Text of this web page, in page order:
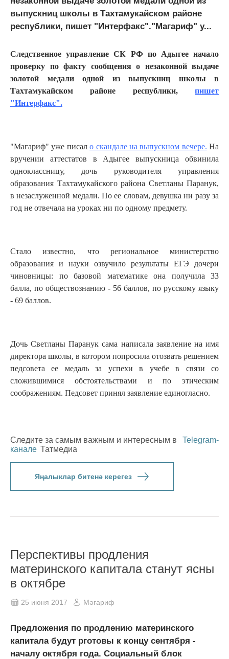
выпускниц школы в Тахтамукайском районе
республики, пишет "Интерфакс"."Магариф" у...
Следственное управление СК РФ по Адыгее начало
проверку по факту сообщения о незаконной выдаче
золотой медали одной из выпускниц школы в
Тахтамукайском районе республики, пишет
"Интерфакс".
"Магариф" уже писало скандале на выпускном вечере. На
вручении аттестатов в Адыгее выпускница обвинила
одноклассницу, дочь руководителя управления
образования Тахтамукайского района Светланы Паранук,
в незаслуженной медали. По ее словам, девушка ни разу за
год не отвечала на уроках ни по одному предмету.
Стало известно, что региональное министерство
образования и науки озвучило результаты ЕГЭ дочери
чиновницы: по базовой математике она получила 33
балла, по обществознанию - 56 баллов, по русскому языку
- 69 баллов.
Дочь Светланы Паранук сама написала заявление на имя
директора школы, в котором попросила отозвать решением
педсовета ее медаль за успехи в учебе в связи со
сложившимися обстоятельствами и по этическим
соображениям. Педсовет принял заявление единогласно.
Следите за самым важным и интересным в
Telegram-
канале Татмедиа
Яңалыклар битенә керегез
Перспективы продления
материнского капитала станут ясны
в октябре
25 июня 2017 Мәгариф
Предложения по продлению материнского
капитала будут рготовы к концу сентября -
началу октября года. Социальный блок